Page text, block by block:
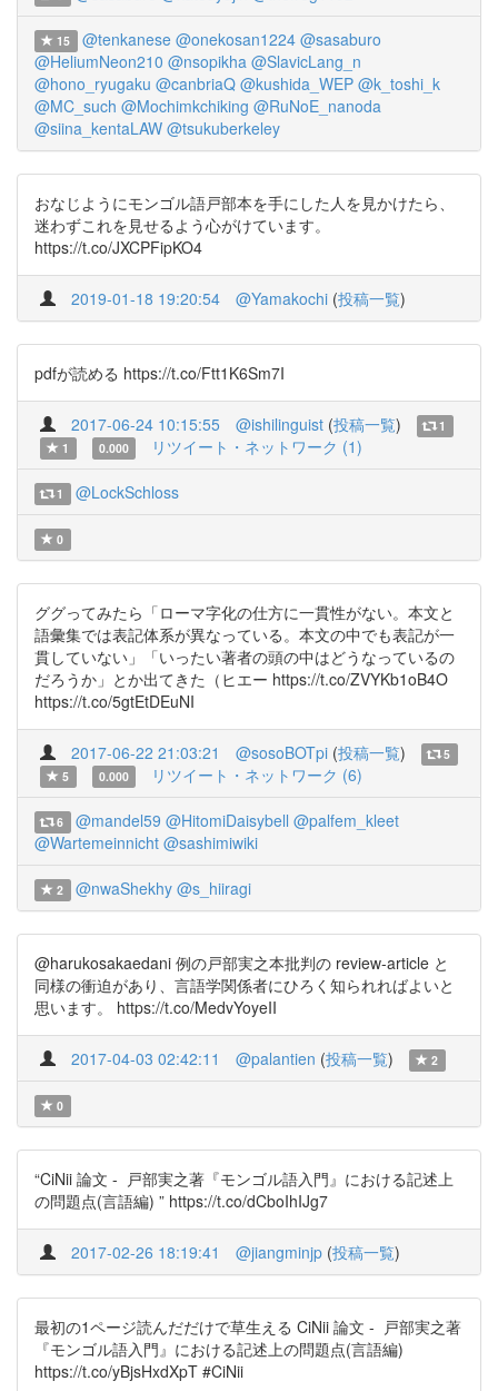
15 @tenkanese @onekosan1224 @sasaburo
@HeliumNeon210 @nsopikha @SlavicLang_n
@hono_ryugaku @canbriaQ @kushida_WEP @k_toshi_k
@MC_such @Mochimkchiking @RuNoE_nanoda
@siina_kentaLAW @tsukuberkeley
おなじようにモンゴル語戸部本を手にした人を見かけたら、
迷わずこれを見せるよう心がけています。
https://t.co/JXCPFipKO4
2019-01-18 19:20:54 @Yamakochi (投稿一覧)
pdfが読める https://t.co/Ftt1K6Sm7I
2017-06-24 10:15:55 @ishilinguist (投稿一覧)
1
1
0.000 リツイート・ネットワーク (1)
1 @LockSchloss
0
ググってみたら「ローマ字化の仕方に一貫性がない。本文と
語彙集では表記体系が異なっている。本文の中でも表記が一
貫していない」「いったい著者の頭の中はどうなっているの
だろうか」とか出てきた（ヒエー https://t.co/ZVYKb1oB4O
https://t.co/5gtEtDEuNI
2017-06-22 21:03:21 @sosoBOTpi (投稿一覧)
5
5
0.000 リツイート・ネットワーク (6)
6 @mandel59 @HitomiDaisybell @palfem_kleet
@Wartemeinnicht @sashimiwiki
2 @nwaShekhy @s_hiiragi
@harukosakaedani 例の戸部実之本批判の review-article と
同様の衝迫があり、言語学関係者にひろく知られればよいと
思います。 https://t.co/MedvYoyeII
2017-04-03 02:42:11 @palantien (投稿一覧) 2
0
“CiNii 論文 - 戸部実之著『モンゴル語入門』における記述上
の問題点(言語編) ” https://t.co/dCboIhIJg7
2017-02-26 18:19:41 @jiangminjp (投稿一覧)
最初の1ページ読んだだけで草生える CiNii 論文 - 戸部実之著
『モンゴル語入門』における記述上の問題点(言語編)
https://t.co/yBjsHxdXpT #CiNii